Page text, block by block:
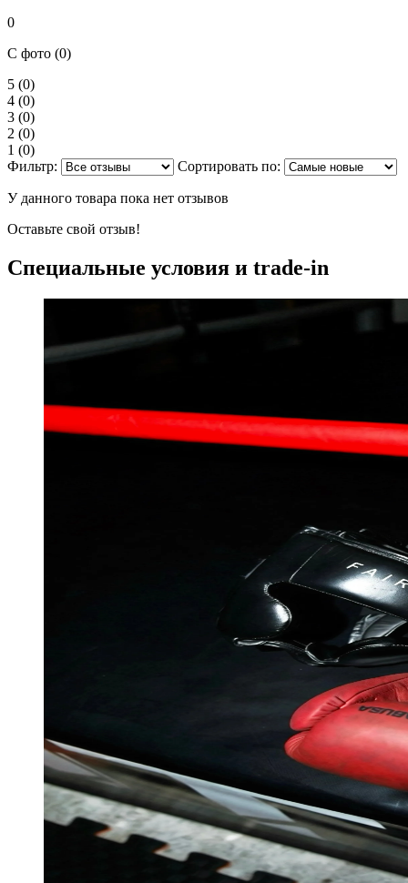
0
С фото (0)
5 (0)
4 (0)
3 (0)
2 (0)
1 (0)
Фильтр:
Сортировать по:
У данного товара пока нет отзывов
Оставьте свой отзыв!
Специальные условия и trade-in